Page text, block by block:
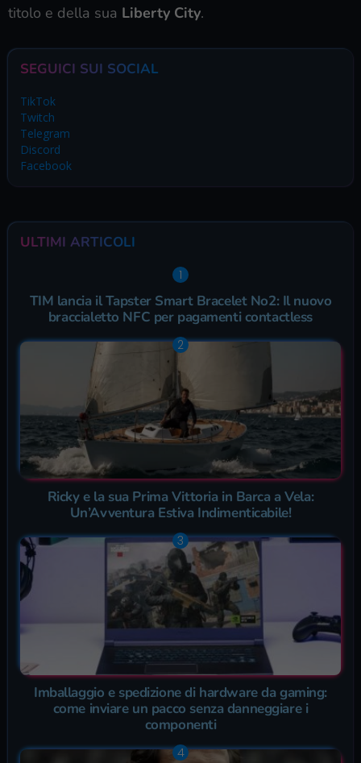
titolo e della sua Liberty City.
SEGUICI SUI SOCIAL
TikTok
Twitch
Telegram
Discord
Facebook
ULTIMI ARTICOLI
TIM lancia il Tapster Smart Bracelet No2: Il nuovo
braccialetto NFC per pagamenti contactless
Ricky e la sua Prima Vittoria in Barca a Vela:
Un’Avventura Estiva Indimenticabile!
Imballaggio e spedizione di hardware da gaming:
come inviare un pacco senza danneggiare i
componenti